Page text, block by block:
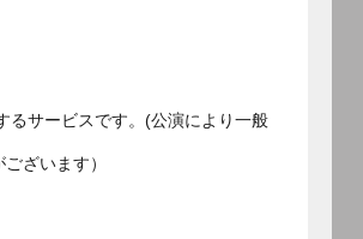
るサービスです。(公演により一般
ざいます）